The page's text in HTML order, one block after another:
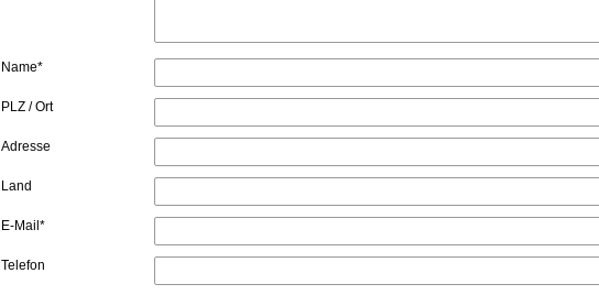
Name*
PLZ / Ort
Adresse
Land
E-Mail*
Telefon